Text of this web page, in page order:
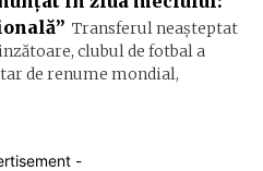
Transferul neașteptat
clubul de fotbal a
de renume mondial,
-